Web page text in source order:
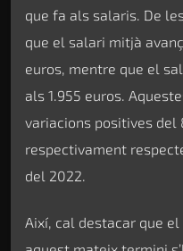
que fa als salaris. De
que el salari mitjà
euros, mentre que el
als 1.955 euros.
variacions positives del
respectivament
del 2022.
Així, cal destacar que